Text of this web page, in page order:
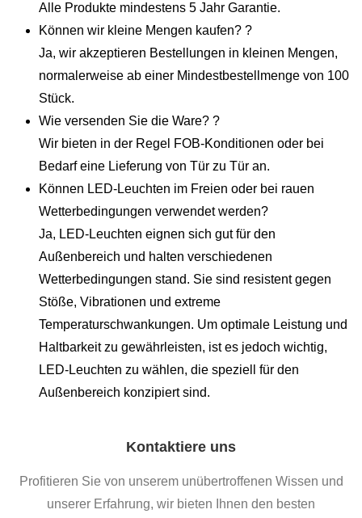
Alle Produkte mindestens 5 Jahr Garantie.
Können wir kleine Mengen kaufen? ?
Ja, wir akzeptieren Bestellungen in kleinen Mengen,
normalerweise ab einer Mindestbestellmenge von 100
Stück.
Wie versenden Sie die Ware? ?
Wir bieten in der Regel FOB-Konditionen oder bei
Bedarf eine Lieferung von Tür zu Tür an.
Können LED-Leuchten im Freien oder bei rauen
Wetterbedingungen verwendet werden?
Ja, LED-Leuchten eignen sich gut für den
Außenbereich und halten verschiedenen
Wetterbedingungen stand. Sie sind resistent gegen
Stöße, Vibrationen und extreme
Temperaturschwankungen. Um optimale Leistung und
Haltbarkeit zu gewährleisten, ist es jedoch wichtig,
LED-Leuchten zu wählen, die speziell für den
Außenbereich konzipiert sind.
Kontaktiere uns
Profitieren Sie von unserem unübertroffenen Wissen und
unserer Erfahrung, wir bieten Ihnen den besten